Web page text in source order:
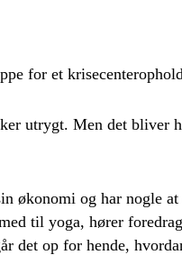
for et
utrygt. Men det bliver
økonomi og har nogle at
til yoga, hører
det op for hende,